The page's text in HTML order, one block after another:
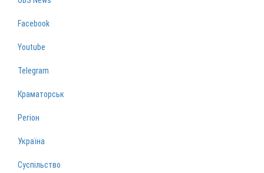
Facebook
Youtube
Telegram
Краматорськ
Регіон
Україна
Суспільство